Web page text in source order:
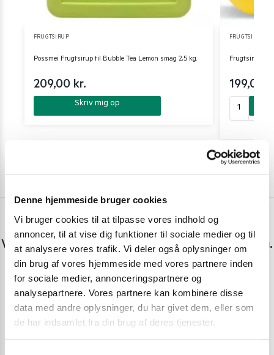
Denne hjemmeside bruger cookies
Vi bruger cookies til at tilpasse vores indhold og
annoncer, til at vise dig funktioner til sociale medier og til
at analysere vores trafik. Vi deler også oplysninger om
din brug af vores hjemmeside med vores partnere inden
for sociale medier, annonceringspartnere og
analysepartnere. Vores partnere kan kombinere disse
data med andre oplysninger, du har givet dem, eller som
de har indsamlet fra din brug af deres tjenester.
FRUGTSIRUP
Possmei Frugtsirup til Bubble Tea Lemon smag 2,5 kg.
209,00 kr.
Skriv mig op
FRUGTSIRUP
Frugtsirup til
199,00
Har du spørgsmål eller brug for hjælp?
Vi er lige her. Kundeservice sidder klar til at hjælpe dig.
Personlig rådgivning med et smil
Vi guider dig igennem asiatisk mad
Telefon support